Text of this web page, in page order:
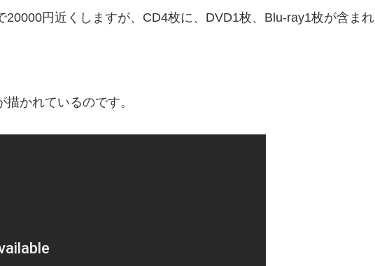
20000円近くしますが、CD4枚に、DVD1枚、Blu-ray1枚が含まれ
かれているのです。